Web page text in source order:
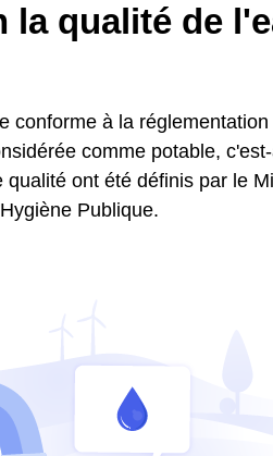
la qualité de
conforme à la réglementation
comme potable,
ont été définis par le
Publique.